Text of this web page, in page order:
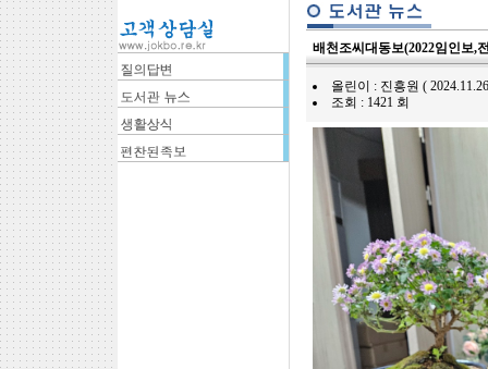
배천조씨대동보(2022임인보,
올린이 : 진흥원 (
조회 : 1421 회